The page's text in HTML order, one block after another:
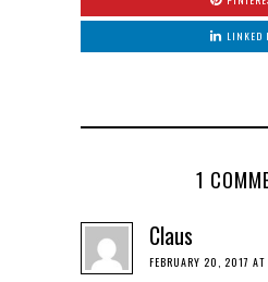
LINKED
1
Claus
FEBRUARY 20, 2017 AT